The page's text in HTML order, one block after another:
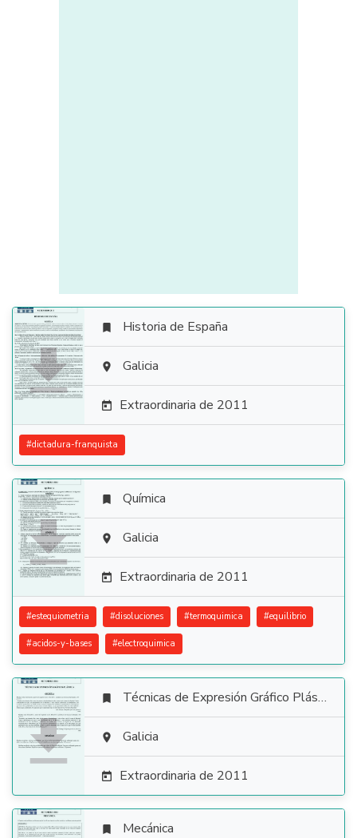

 Historia de España
 Galicia
 Extraordinaria de 2011
#dictadura-franquista

 Química
 Galicia
 Extraordinaria de 2011
#estequiometria #disoluciones #termoquimica #equilibrio
#acidos-y-bases #electroquimica

 Técnicas de Expresión Gráfico Plástica
 Galicia
 Extraordinaria de 2011
 Mecánica